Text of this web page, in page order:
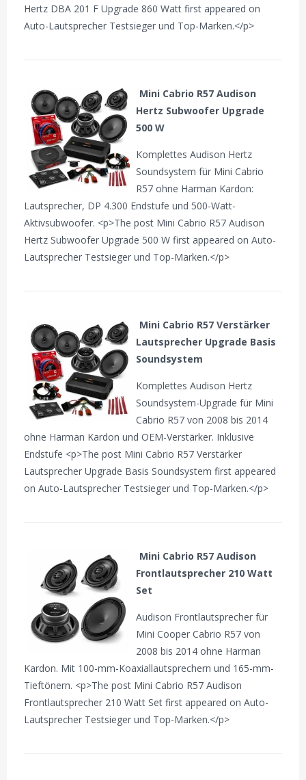
Hertz DBA 201 F Upgrade 860 Watt first appeared on
Auto-Lautsprecher Testsieger und Top-Marken.</p>
Mini Cabrio R57 Audison
Hertz Subwoofer Upgrade
500 W
Komplettes Audison Hertz
Soundsystem für Mini Cabrio
R57 ohne Harman Kardon:
Lautsprecher, DP 4.300 Endstufe und 500-Watt-
Aktivsubwoofer. <p>The post Mini Cabrio R57 Audison
Hertz Subwoofer Upgrade 500 W first appeared on Auto-
Lautsprecher Testsieger und Top-Marken.</p>
Mini Cabrio R57 Verstärker
Lautsprecher Upgrade Basis
Soundsystem
Komplettes Audison Hertz
Soundsystem-Upgrade für Mini
Cabrio R57 von 2008 bis 2014
ohne Harman Kardon und OEM-Verstärker. Inklusive
Endstufe <p>The post Mini Cabrio R57 Verstärker
Lautsprecher Upgrade Basis Soundsystem first appeared
on Auto-Lautsprecher Testsieger und Top-Marken.</p>
Mini Cabrio R57 Audison
Frontlautsprecher 210 Watt
Set
Audison Frontlautsprecher für
Mini Cooper Cabrio R57 von
2008 bis 2014 ohne Harman
Kardon. Mit 100-mm-Koaxiallautsprechern und 165-mm-
Tieftönern. <p>The post Mini Cabrio R57 Audison
Frontlautsprecher 210 Watt Set first appeared on Auto-
Lautsprecher Testsieger und Top-Marken.</p>